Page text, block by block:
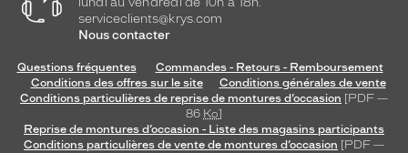
serviceclients@krys.com
Nous contacter
Questions fréquentes
Commandes - Retours - Remboursement
Conditions des offres sur le site
Conditions générales de vente
Conditions particulières de reprise de montures d’occasion [PDF —
86 Ko]
Reprise de montures d’occasion - Liste des magasins participants
Conditions particulières de vente de montures d’occasion [PDF —